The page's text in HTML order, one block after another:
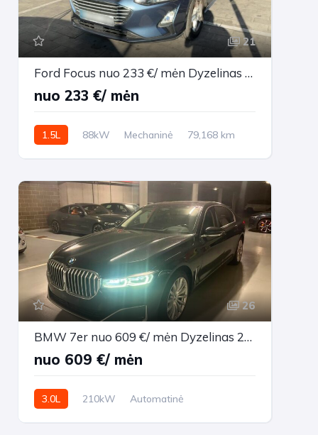
21
Ford Focus nuo 233 €/ mėn Dyzelinas 2021m. Universalas Mechaninė
nuo 233 €/ mėn
1.5L 88kW Mechaninė
79,168 km
26
BMW 7er nuo 609 €/ mėn Dyzelinas 2020m. Sedanas Automatinė
nuo 609 €/ mėn
3.0L 210kW
Automatinė